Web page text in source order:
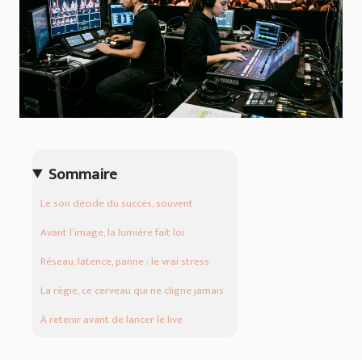
Sommaire
Le son décide du succès, souvent
Avant l’image, la lumière fait loi
Réseau, latence, panne : le vrai stress
La régie, ce cerveau qui ne cligne jamais
À retenir avant de lancer le live